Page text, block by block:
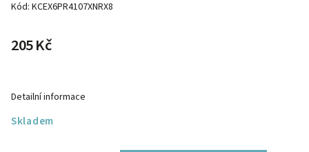
Kód: KCEX6PR4107XNRX8
205 Kč
Skladem
Detailní informace